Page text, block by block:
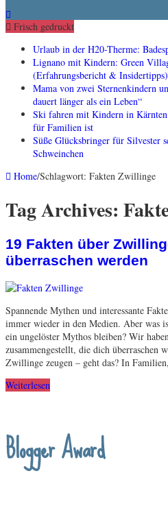
Frisch gedruckt
Urlaub in der H20-Therme:
Lignano mit Kindern: Green
(Erfahrungsbericht & Insidertipps)
Mama von zwei Sternenkindern
dauert länger als ein Leben“
Ski fahren mit Kindern in
für Familien ist
Süße Glücksbringer für Silvester
Schweinchen
Home/Schlagwort: Fakten Zwillinge
Tag Archives:
19 Fakten über
überraschen werden
Spannende Mythen und interessante
immer wieder in den Medien. Aber was
ein ungelöster Mythos bleiben? Wir
zusammengestellt, die dich überraschen
Zwillinge zeugen – geht das? In
Weiterlesen
Blogger Award